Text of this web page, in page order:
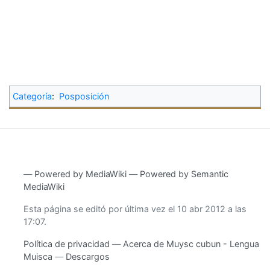
Categoría: Posposición
― Powered by MediaWiki ― Powered by Semantic
MediaWiki
Esta página se editó por última vez el 10 abr 2012 a las
17:07.
Política de privacidad
Acerca de Muysc cubun - Lengua
Muisca
Descargos